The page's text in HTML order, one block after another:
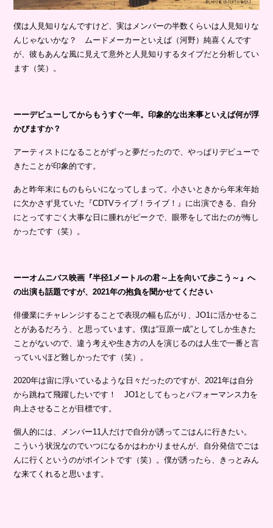
僕は人見知りなんですけど、実はメンバーの半数くらいは人見知りな
んじゃないかな？ ムードメーカーといえば（河野）純喜くんです
が、彼もあんな風に見えて意外と人見知りするタイプだと分析してい
ます（笑）。
ーーデビューしてからもうすぐ一年。印象的な出来事といえば何が浮
かびますか？
アーティストになることがずっと夢だったので、やっぱりデビューで
きたことが印象的です。
あと昨年末にものもらいになってしまって。小さいときから年末年始
に欠かさず見ていた『CDTVライブ！ライブ！』に出演できる、自分
にとってすごく大事な日に腫れがピークで、眼帯をして出たのが悔し
かったです（笑）。
ーーオムニバス映画『半径1メートルの君～上を向いて歩こう～』へ
の出演も話題ですが、2021年の抱負を聞かせてください
俳優業にチャレンジすることで表現の幅も広がり、JO1に活かせるこ
とがあるだろう、と思っています。僕は“豆原一成”としてしか生きた
ことがないので、違う考えや生き方の人を演じるのは人生で一番と言
っていいほど難しかったです（笑）。
2020年は宙に浮いているような日々だったのですが、2021年は自分
から跳ねて飛躍したいです！ JO1としてもっとパフォーマンス力を
向上させることが目標です。
個人的には、メンバー11人だけで自分が誘ってごはんに行きたい。
こういう状況なのでいつになるかはわかりませんが、自分発信でごは
んに行くというのがポイントです（笑）。僕が誘ったら、きっとみん
な来てくれると思います。